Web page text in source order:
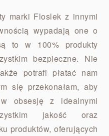
marki Floslek z innymi
wypadają one o
to w 100% produkty
bezpieczne. Nie
potrafi płatać nam
się przekonałam, aby
obsesję z idealnymi
jakość oraz
produktów, oferujących